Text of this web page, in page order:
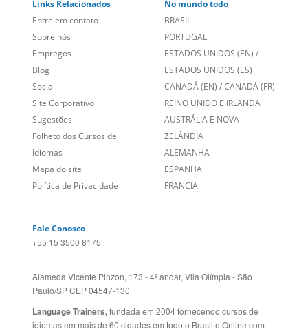
Links Relacionados
Entre em contato
Sobre nós
Empregos
Blog
Social
Site Corporativo
Sugestões
Folheto dos Cursos de
Idiomas
Mapa do site
No mundo todo
BRASIL
PORTUGAL
ESTADOS UNIDOS (EN)
ESTADOS UNIDOS (ES)
CANADÁ (EN) / CANADÁ (FR)
REINO UNIDO E IRLANDA
AUSTRÁLIA E NOVA
ZELÂNDIA
ALEMANHA
ESPANHA
Fale Conosco
Alameda Vicente Pinzon, 173 - 4º andar, Vila Olímpia - São
Paulo/SP CEP 04547-130
Language Trainers, fundada em 2004 fornecendo cursos de